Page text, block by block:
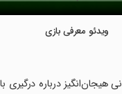
ویدئو معرفی بازی
هیجان‌انگیز درباره درگیری